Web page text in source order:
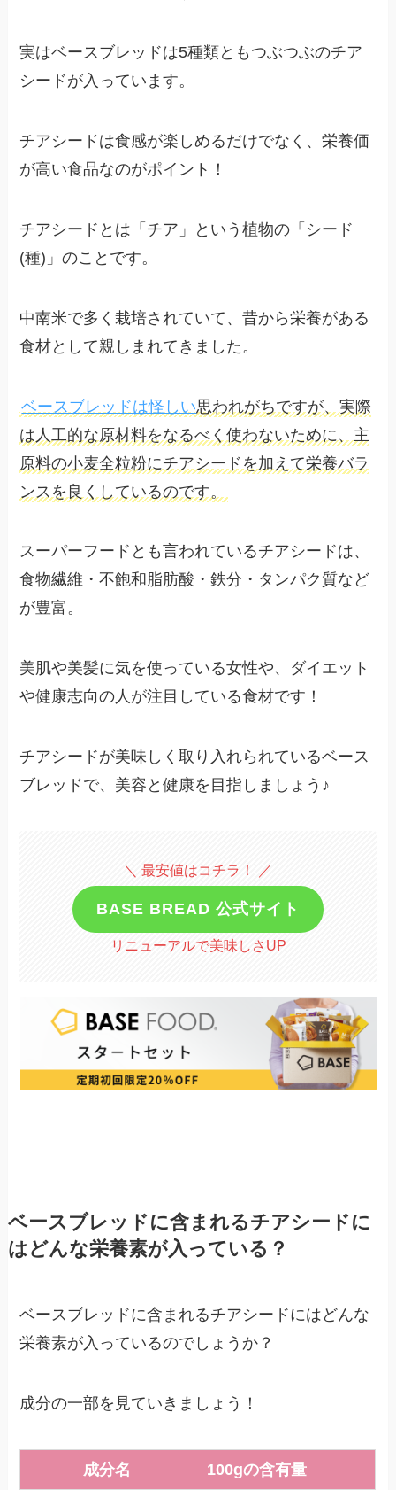
実はベースブレッドは5種類ともつぶつぶのチア
シードが入っています。
チアシードは食感が楽しめるだけでなく、栄養価
が高い食品なのがポイント！
チアシードとは「チア」という植物の「シード
(種)」のことです。
中南米で多く栽培されていて、昔から栄養がある
食材として親しまれてきました。
ベースブレッドは怪しい思われがちですが、実際
は人工的な原材料をなるべく使わないために、主
原料の小麦全粒粉にチアシードを加えて栄養バラ
ンスを良くしているのです。
スーパーフードとも言われているチアシードは、
食物繊維・不飽和脂肪酸・鉄分・タンパク質など
が豊富。
美肌や美髪に気を使っている女性や、ダイエット
や健康志向の人が注目している食材です！
チアシードが美味しく取り入れられているベース
ブレッドで、美容と健康を目指しましょう♪
＼ 最安値はコチラ！ ／
BASE BREAD 公式サイト
リニューアルで美味しさUP
ベースブレッドに含まれるチアシードに
はどんな栄養素が入っている？
ベースブレッドに含まれるチアシードにはどんな
栄養素が入っているのでしょうか？
成分の一部を見ていきましょう！
成分名 100gの含有量